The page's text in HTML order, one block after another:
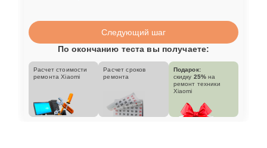
Следующий шаг
По окончанию теста вы получаете:
Расчет стоимости
ремонта Xiaomi
Расчет сроков
ремонта
Подарок:
скидку 25% на
ремонт техники
Xiaomi